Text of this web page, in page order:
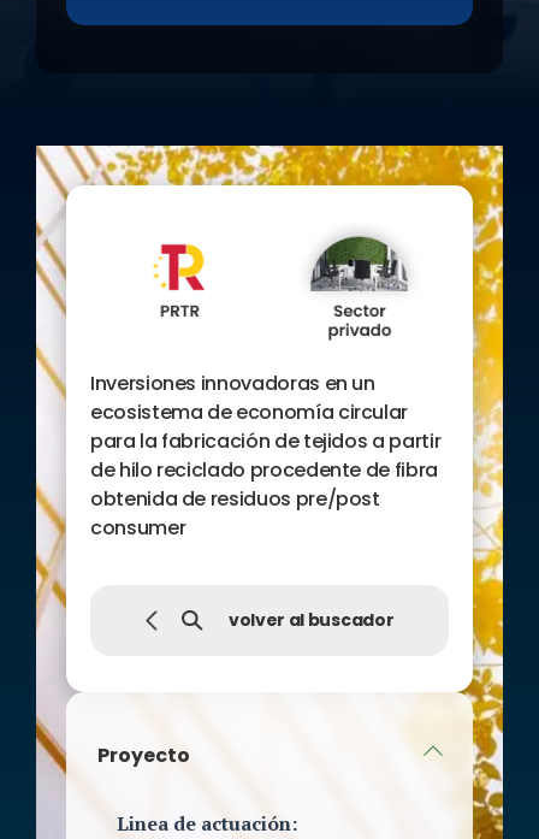
Proyecto
Linea de actuación:
Inversiones innovadoras en un
ecosistema de economía circular
para la fabricación de tejidos a partir
de hilo reciclado procedente de fibra
obtenida de residuos pre/post
consumer
volver al buscador